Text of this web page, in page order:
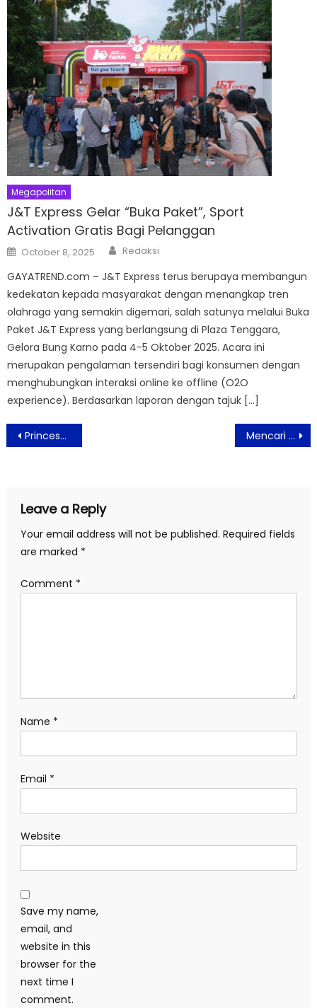
Megapolitan
J&T Express Gelar “Buka Paket”, Sport
Activation Gratis Bagi Pelanggan
Posted
on
October 8, 2025 Author
Redaksi
GAYATREND.com – J&T Express terus berupaya membangun
kedekatan kepada masyarakat dengan menangkap tren
olahraga yang semakin digemari, salah satunya melalui Buka
Paket J&T Express yang berlangsung di Plaza Tenggara,
Gelora Bung Karno pada 4-5 Oktober 2025. Acara ini
merupakan pengalaman tersendiri bagi konsumen dengan
menghubungkan interaksi online ke offline (O2O
experience). Berdasarkan laporan dengan tajuk […]
Post
navigation
Princess Cheryl berharap Gibran Rakabuming Jadi Teladan bagi Toleransi Mencari Inspirasi Pernikahan di Wedding Open House Mercure Jakarta Sabang
Leave a Reply
Your email address will not be published. Required fields
are marked *
Comment *
Name *
Email *
Website
Save my name,
email, and
website in this
browser for the
next time I
comment.